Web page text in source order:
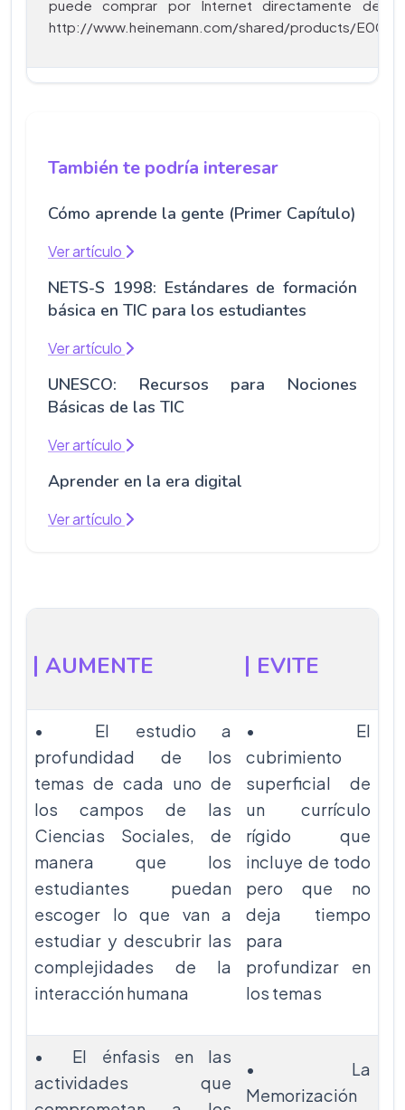
puede comprar por Internet directamente del
http://www.heinemann.com/shared/products/
También te podría interesar
Cómo aprende la gente (Primer Capítulo)
Ver artículo
NETS-S 1998: Estándares de formación
básica en TIC para los estudiantes
Ver artículo
UNESCO: Recursos para Nociones
Básicas de las TIC
Ver artículo
Aprender en la era digital
Ver artículo
AUMENTE EVITE
• El estudio a
profundidad de los
temas de cada uno de
los campos de las
Ciencias Sociales, de
manera que los
estudiantes puedan
escoger lo que van a
estudiar y descubrir las
complejidades de la
interacción humana
• El
cubrimiento
superficial de
un currículo
rígido que
incluye de todo
pero que no
deja tiempo
para
profundizar en
los temas
• El énfasis en las
actividades que
• La
Memorización